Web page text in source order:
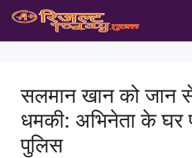
Skip
content
सलमान खान को जान
धमकी: अभिनेता के घर
पुलिस